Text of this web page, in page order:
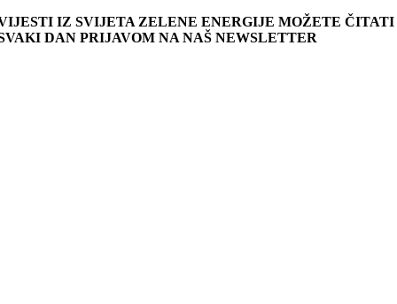
IZ SVIJETA ZELENE ENERGIJE MOŽETE ČITATI
DAN PRIJAVOM NA NAŠ NEWSLETTER